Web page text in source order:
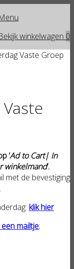
winkelwagen 0
Vaste Groep
‘Ad to Cart| In
winkelmand‘.
met de bevestiging
klik hier
een mailtje;